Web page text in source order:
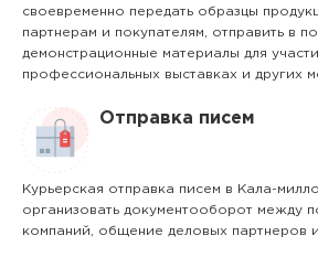
своевременно передать образцы
партнерам и покупателям, отправить в
демонстрационные материалы для
профессиональных выставках и других
Отправка писем
Курьерская отправка писем в Кала-
организовать документооборот между
компаний, общение деловых партнеров и